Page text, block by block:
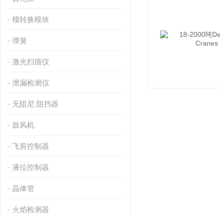
模转换模块
弹簧
激光扫描仪
泄漏检测仪
无阻尼 阻挡器
鼓风机
飞剪控制器
液位控制器
晶体管
火焰检测器